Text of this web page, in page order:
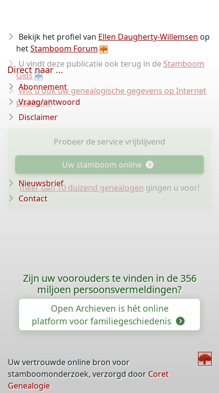
Bekijk het profiel van Ellen Daugherty-Willemsen op
hetStamboom Forum
U vindt deze publicatie ook terug in de Stamboom
Gids
Wilt u ook uw genealogische gegevens op Internet
plaatsen?
Probeer de service vrijblijvend
Uw stamboom online
meer dan 10 duizend genealogen gingen u voor!
Direct naar ...
Abonnement
Vraag/antwoord
Disclaimer
Nieuwsbrief
Contact
Zijn uw voorouders te vinden in de 356
miljoen persoonsvermeldingen?
Open Archieven is hét online
platform voor familiegeschiedenis
Uw vertrouwde online bron voor
stamboomonderzoek, verzorgd door Coret
Genealogie